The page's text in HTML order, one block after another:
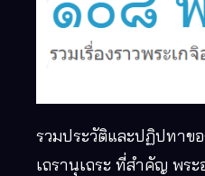
รวมประวัติและปฏิปทาข
เถรานุเถระ ที่สำคัญ พร